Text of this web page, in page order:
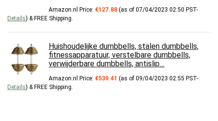
Amazon.nl Price: €127.88 (as of 07/04/2023 02:50 PST-
Details) & FREE Shipping
Huishoudelijke dumbbells, stalen dumbbells,
fitnessapparatuur, verstelbare dumbbells,
verwijderbare dumbbells, antislip…
Amazon.nl Price: €539.41 (as of 09/04/2023 02:55 PST-
Details) & FREE Shipping